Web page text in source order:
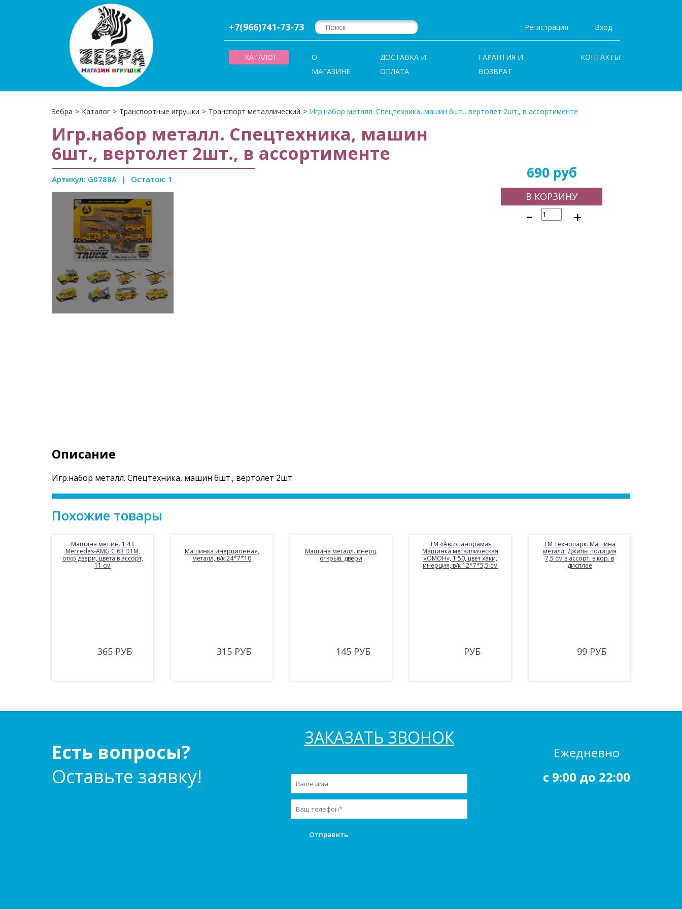
+7(966)741-73-73 Регистрация Вход
КАТАЛОГ
О
МАГАЗИНЕ
ДОСТАВКА И
ОПЛАТА
ГАРАНТИЯ И
ВОЗВРАТ
КОНТАКТЫ
Зебра > Каталог > Транспортные игрушки > Транспорт металлический > Игр.набор металл. Спецтехника, машин 6шт., вертолет 2шт., в ассортименте
Игр.набор металл. Спецтехника, машин
6шт., вертолет 2шт., в ассортименте
Артикул: G0788A | Остаток: 1
Описание
Игр.набор металл. Спецтехника, машин 6шт., вертолет 2шт.
690 руб
В КОРЗИНУ
- +
Похожие товары
Машина мет.ин. 1:43
Mercedes-AMG C 63 DTM,
откр двери, цвета в ассорт,
11 см
365 РУБ
Машинка инерционная,
металл, в/к 24*7*10
315 РУБ
Машина металл. инерц.
открыв. двери
145 РУБ
ТМ «Автопанорама»
Машинка металлическая
«ОМОН», 1:50, цвет хаки,
инерция, в/к 12*7*5,5 см
РУБ
ТМ Технопарк. Машина
металл. Джипы полиция
7,5 см в ассорт. в кор. в
дисплее
99 РУБ
Есть вопросы?
Оставьте заявку!
ЗАКАЗАТЬ ЗВОНОК
Ежедневно
c 9:00 до 22:00